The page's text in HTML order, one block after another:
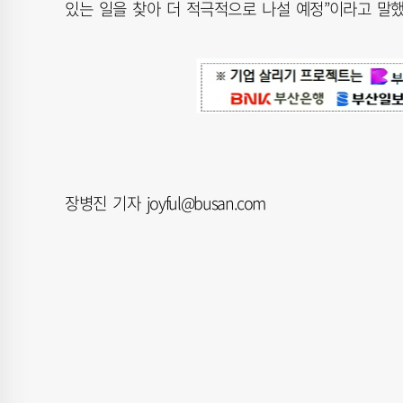
있는 일을 찾아 더 적극적으로 나설 예정”이라고 말
장병진 기자 joyful@busan.com